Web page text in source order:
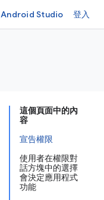
Android Studio 登入
這個頁面中的內
容
宣告權限
使用者在權限對
話方塊中的選擇
會決定應用程式
功能